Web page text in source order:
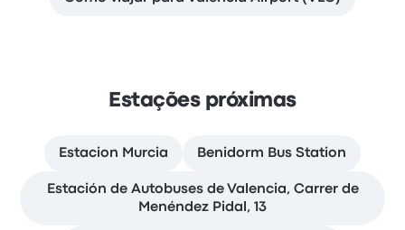
Estações próximas
Estacion Murcia Benidorm Bus Station
Estación de Autobuses de Valencia, Carrer de
Menéndez Pidal, 13